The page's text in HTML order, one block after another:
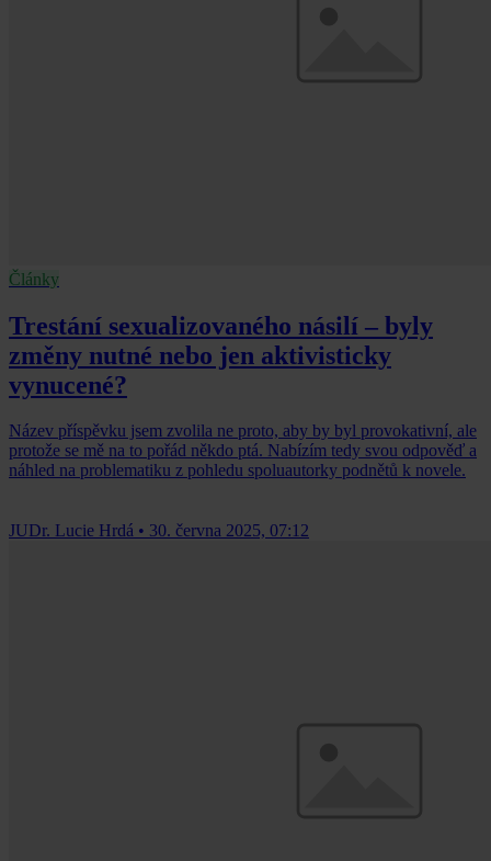
Články
Trestání sexualizovaného násilí – byly
změny nutné nebo jen aktivisticky
vynucené?
Název příspěvku jsem zvolila ne proto, aby by byl provokativní, ale
protože se mě na to pořád někdo ptá. Nabízím tedy svou odpověď a
náhled na problematiku z pohledu spoluautorky podnětů k novele.
JUDr. Lucie Hrdá • 30. června 2025, 07:12